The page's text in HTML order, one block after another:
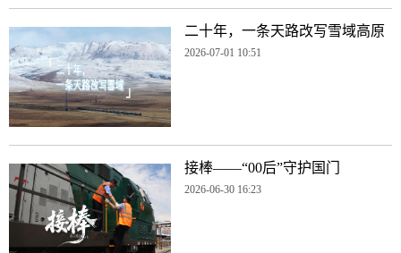
二十年，一条天路改写雪域高原
2026-07-01 10:51
接棒——“00后”守护国门
2026-06-30 16:23